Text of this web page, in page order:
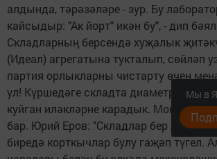
алдында, тәрәзәләре - зур. Бу
кайсыдыр: "Ак йорт" икән бу", - дип
Складларның берсендә хуҗалык
(Идеал) агрегатына тукталып, сөйләп
партия орлыкларны чистарту өчен
ул! Күршедәге складта диаметрына
куйган иләкләрне карадык. Монда
бар. Юрий Еров: "Складлар бер дә буш
биредә корткычлар булу гаҗәп түгел.
чаралары белән бу өлкәдә
Мы в